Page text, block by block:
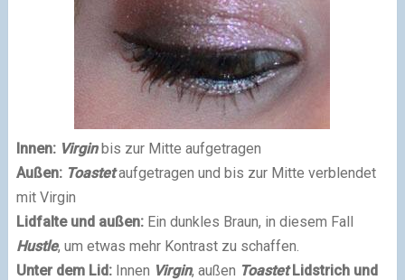
Innen: Virginbis zur Mitte aufgetragen
Außen: Toastetaufgetragen und bis zur Mitte verblendet
mit Virgin
Lidfalte und außen:Ein dunkles Braun, in diesem Fall
Hustle, um etwas mehr Kontrast zu schaffen.
Unter dem Lid:Innen Virgin, außen ToastetLidstrich und